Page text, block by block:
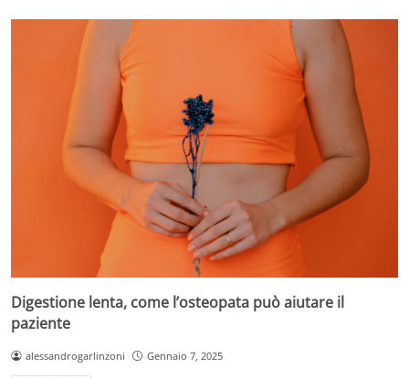
Digestione lenta, come l’osteopata può aiutare il
paziente
alessandrogarlinzoni Gennaio 7, 2025